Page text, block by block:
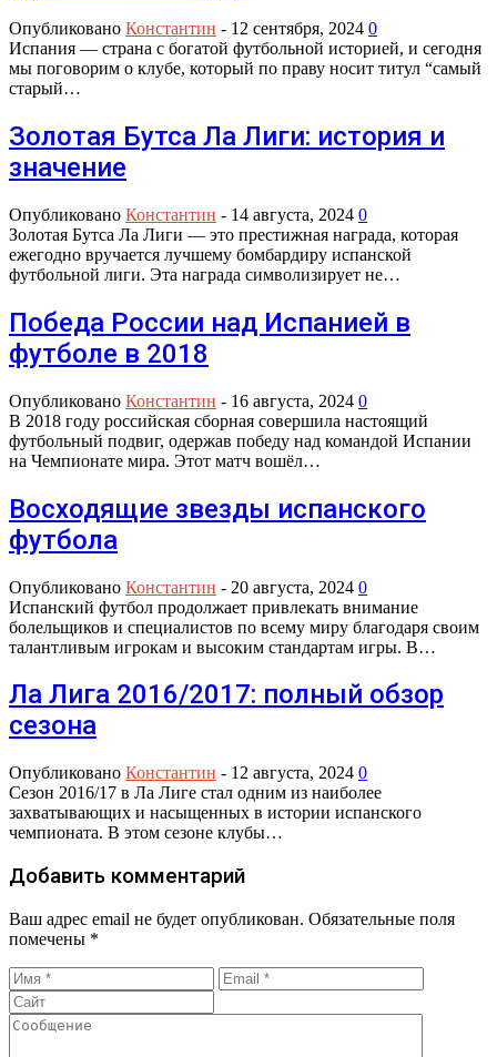
Опубликовано Константин - 12 сентября, 2024 0
Испания — страна с богатой футбольной историей, и сегодня
мы поговорим о клубе, который по праву носит титул “самый
старый…
Золотая Бутса Ла Лиги: история и
значение
Опубликовано Константин - 14 августа, 2024 0
Золотая Бутса Ла Лиги — это престижная награда, которая
ежегодно вручается лучшему бомбардиру испанской
футбольной лиги. Эта награда символизирует не…
Победа России над Испанией в
футболе в 2018
Опубликовано Константин - 16 августа, 2024 0
В 2018 году российская сборная совершила настоящий
футбольный подвиг, одержав победу над командой Испании
на Чемпионате мира. Этот матч вошёл…
Восходящие звезды испанского
футбола
Опубликовано Константин - 20 августа, 2024 0
Испанский футбол продолжает привлекать внимание
болельщиков и специалистов по всему миру благодаря своим
талантливым игрокам и высоким стандартам игры. В…
Ла Лига 2016/2017: полный обзор
сезона
Опубликовано Константин - 12 августа, 2024 0
Сезон 2016/17 в Ла Лиге стал одним из наиболее
захватывающих и насыщенных в истории испанского
чемпионата. В этом сезоне клубы…
Добавить комментарий
Ваш адрес email не будет опубликован. Обязательные поля
помечены *